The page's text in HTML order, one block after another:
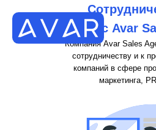
с Avar
Компания Avar Sales
сотрудничеству и к
компаний в сфере
маркетинга,